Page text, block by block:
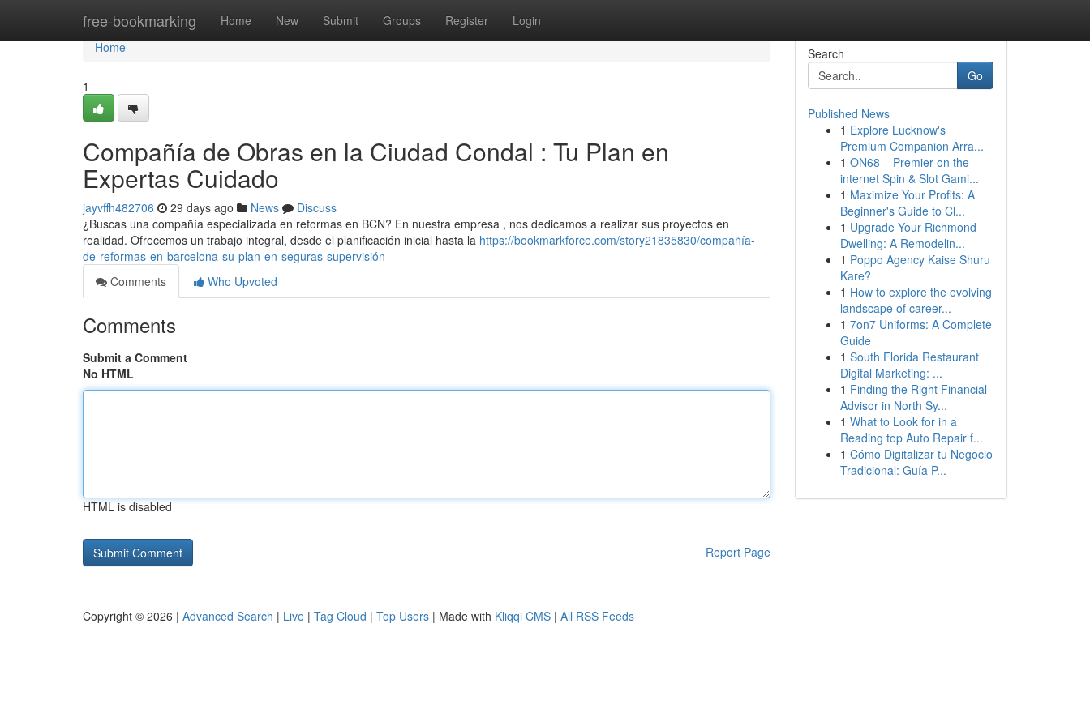
free-bookmarking Home New Submit Groups Register Login
Home
Home
1
Compañía de Obras en la Ciudad Condal : Tu Plan en
Expertas Cuidado
jayvffh482706 29 days ago News
Discuss
¿Buscas una compañía especializada en reformas en BCN? En nuestra empresa , nos dedicamos a realizar sus proyectos en
realidad. Ofrecemos un trabajo integral, desde el planificación inicial hasta la https://bookmarkforce.com/story21835830/compañía-
de-reformas-en-barcelona-su-plan-en-seguras-supervisión
Comments
Who Upvoted
Comments
Submit a Comment
No HTML
HTML is disabled
Report Page
Search
Go
Published News
1 Explore Lucknow's
Premium Companion Arra...
1 ON68 – Premier on the
internet Spin & Slot Gami...
1 Maximize Your Profits: A
Beginner's Guide to Cl...
1 Upgrade Your Richmond
Dwelling: A Remodelin...
1 Poppo Agency Kaise Shuru
Kare?
1 How to explore the evolving
landscape of career...
1 7on7 Uniforms: A Complete
Guide
1 South Florida Restaurant
Digital Marketing: ...
1 Finding the Right Financial
Advisor in North Sy...
1 What to Look for in a
Reading top Auto Repair f...
1 Cómo Digitalizar tu Negocio
Tradicional: Guía P...
Copyright © 2026 | Advanced Search | Live | Tag Cloud | Top Users | Made with Kliqqi CMS | All RSS Feeds